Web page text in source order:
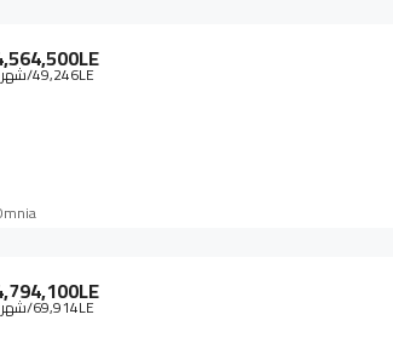
49,246LE
/
69,914LE
/